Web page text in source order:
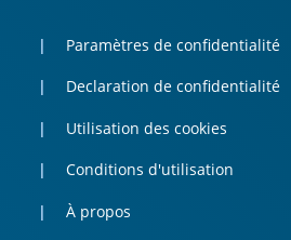
Paramètres de confidentialité
Declaration de confidentialité
Utilisation des cookies
Conditions d'utilisation
À propos